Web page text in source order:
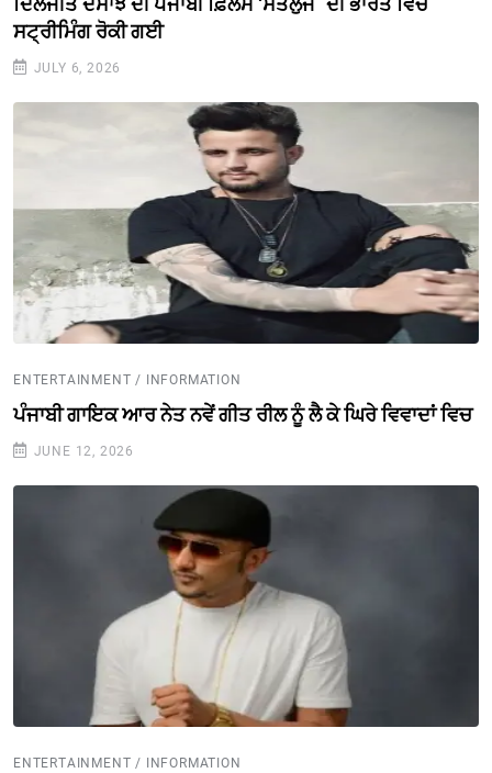
ਸਟ੍ਰੀਮਿੰਗ ਰੋਕੀ ਗਈ
JULY 6, 2026
ENTERTAINMENT / INFORMATION
ਪੰਜਾਬੀ ਗਾਇਕ ਆਰ ਨੇਤ ਨਵੇਂ ਗੀਤ ਰੀਲ ਨੂੰ ਲੈ ਕੇ ਘਿਰੇ ਵਿਵਾਦਾਂ ਵਿਚ
JUNE 12, 2026
ENTERTAINMENT / INFORMATION